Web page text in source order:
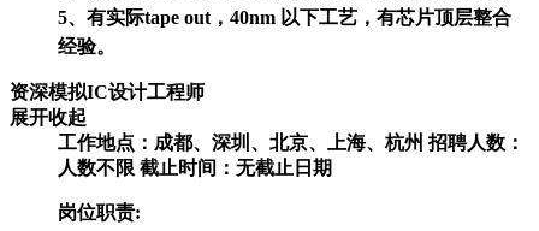
5、有实际tape out，40nm 以下工艺，有芯片顶层整合
经验。
资深模拟IC设计工程师
展开收起
工作地点：成都、深圳、北京、上海、杭州 招聘人数：
人数不限 截止时间：无截止日期
岗位职责: